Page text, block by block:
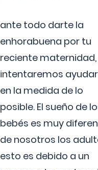
ante todo darte la
enhorabuena por tu
reciente maternidad,
intentaremos
en la medida de lo
posible. El sueño de
bebés es muy
de nosotros los
esto es debido a un